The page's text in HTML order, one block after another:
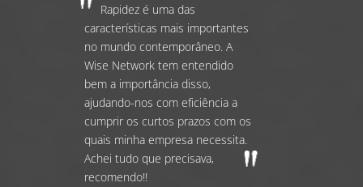
Rapidez é uma das
características mais importantes
no mundo contemporâneo. A
Wise Network tem entendido
bem a importância disso,
ajudando-nos com eficiência a
cumprir os curtos prazos com os
quais minha empresa necessita.
Achei tudo que precisava,
recomendo!!